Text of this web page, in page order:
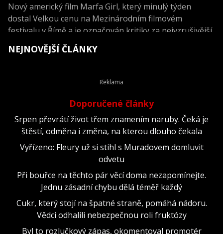
Nový americký film Marfa Girl, který minulý týden
dostal Velkou cenu na Mezinárodním filmovém
festivalu v Římě a je označován kritiky za nejvzrušivější
snímek současnosti, nejde do kin, je k vidění jen na
webu.
NEJNOVĚJŠÍ ČLÁNKY
Doporučené články
Srpen převrátí život třem znamením naruby. Čeká je
štěstí, odměna i změna, na kterou dlouho čekala
Vyřízeno: Fleury už si stihl s Muradovem domluvit
odvetu
Při bouřce na těchto pár věcí doma nezapomínejte.
Jednu zásadní chybu dělá téměř každý
Cukr, který stojí na špatné straně, pomáhá nádoru.
Vědci odhalili nebezpečnou roli fruktózy
Byl to rozlučkový zápas, okomentoval promotér